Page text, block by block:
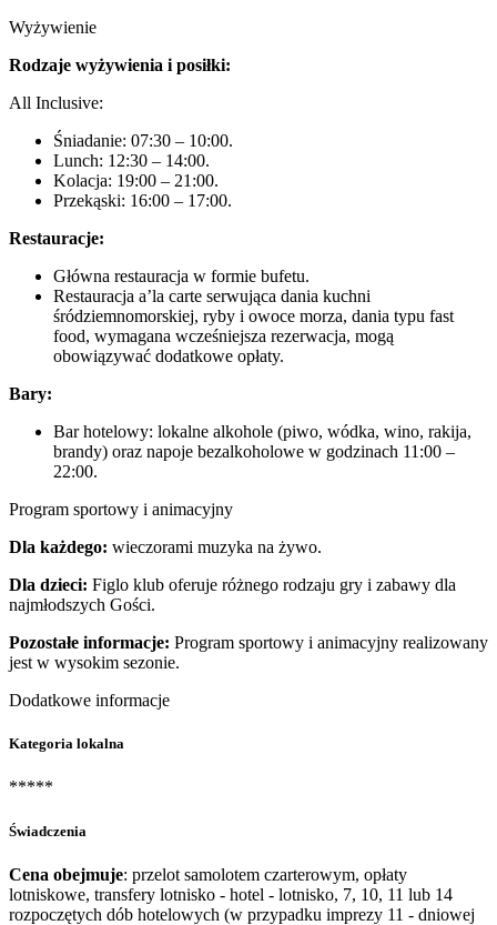
Wyżywienie
Rodzaje wyżywienia i posiłki:
All Inclusive:
Śniadanie: 07:30 – 10:00.
Lunch: 12:30 – 14:00.
Kolacja: 19:00 – 21:00.
Przekąski: 16:00 – 17:00.
Restauracje:
Główna restauracja w formie bufetu.
Restauracja a’la carte serwująca dania kuchni
śródziemnomorskiej, ryby i owoce morza, dania typu fast
food, wymagana wcześniejsza rezerwacja, mogą
obowiązywać dodatkowe opłaty.
Bary:
Bar hotelowy: lokalne alkohole (piwo, wódka, wino, rakija,
brandy) oraz napoje bezalkoholowe w godzinach 11:00 –
22:00.
Program sportowy i animacyjny
Dla każdego: wieczorami muzyka na żywo.
Dla dzieci: Figlo klub oferuje różnego rodzaju gry i zabawy dla
najmłodszych Gości.
Pozostałe informacje: Program sportowy i animacyjny realizowany
jest w wysokim sezonie.
Dodatkowe informacje
Kategoria lokalna
*****
Świadczenia
Cena obejmuje: przelot samolotem czarterowym, opłaty
lotniskowe, transfery lotnisko - hotel - lotnisko, 7, 10, 11 lub 14
rozpoczętych dób hotelowych (w przypadku imprezy 11 - dniowej